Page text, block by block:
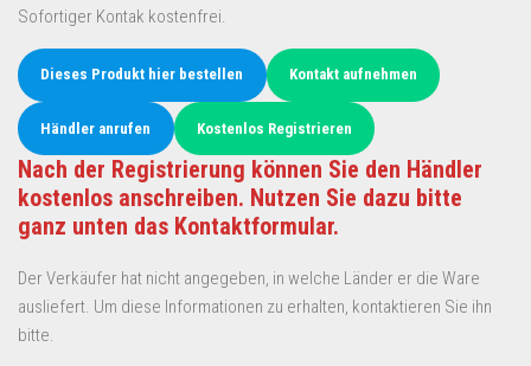
Sofortiger Kontak kostenfrei.
Dieses Produkt hier bestellen Kontakt aufnehmen
Händler anrufen Kostenlos Registrieren
Nach der Registrierung können Sie den Händler
kostenlos anschreiben. Nutzen Sie dazu bitte
ganz unten das Kontaktformular.
Der Verkäufer hat nicht angegeben, in welche Länder er die Ware
ausliefert. Um diese Informationen zu erhalten, kontaktieren Sie ihn
bitte.